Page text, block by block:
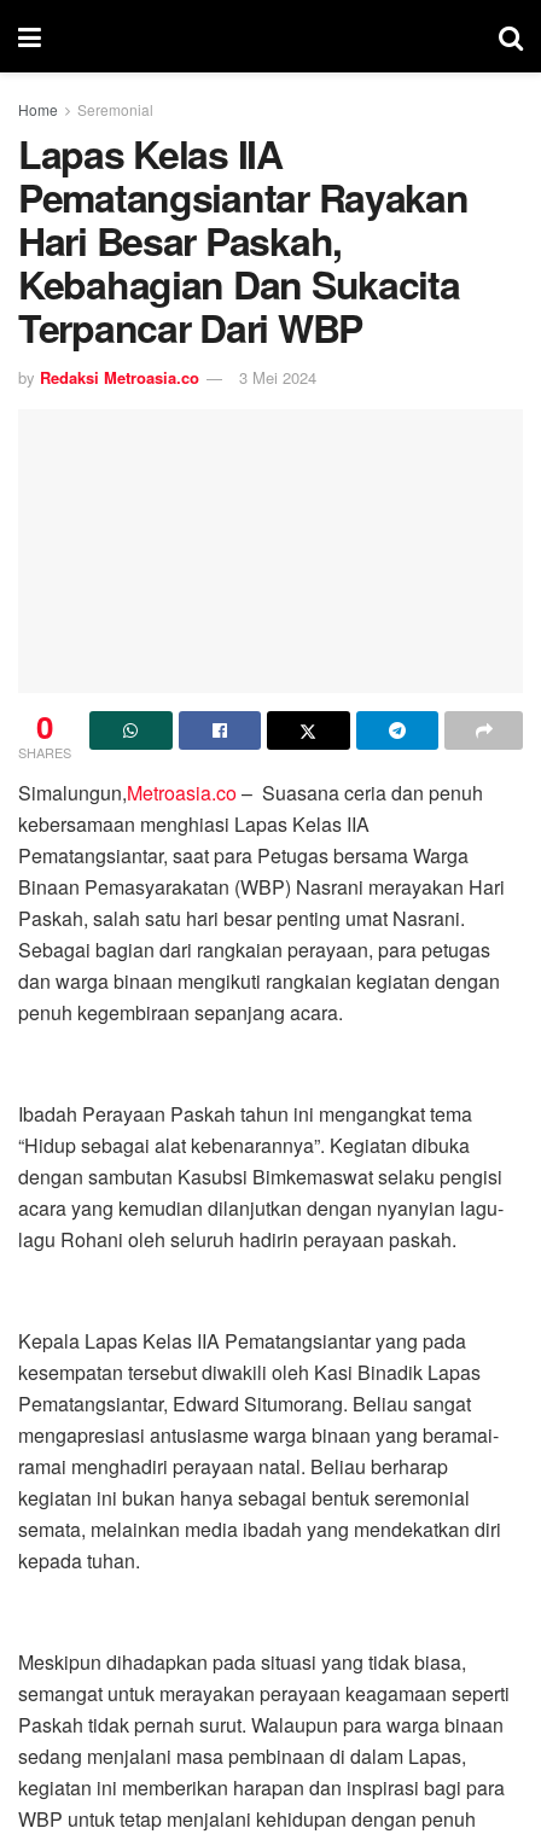
Home Seremonial
Lapas Kelas IIA
Pematangsiantar Rayakan
Hari Besar Paskah,
Kebahagian Dan Sukacita
Terpancar Dari WBP
by Redaksi Metroasia.co 3 Mei 2024
0
SHARES
Simalungun,Metroasia.co– Suasana ceria dan penuh
kebersamaan menghiasi Lapas Kelas IIA
Pematangsiantar, saat para Petugas bersama Warga
Binaan Pemasyarakatan (WBP) Nasrani merayakan Hari
Paskah, salah satu hari besar penting umat Nasrani.
Sebagai bagian dari rangkaian perayaan, para petugas
dan warga binaan mengikuti rangkaian kegiatan dengan
penuh kegembiraan sepanjang acara.
Ibadah Perayaan Paskah tahun ini mengangkat tema
“Hidup sebagai alat kebenarannya”. Kegiatan dibuka
dengan sambutan Kasubsi Bimkemaswat selaku pengisi
acara yang kemudian dilanjutkan dengan nyanyian lagu-
lagu Rohani oleh seluruh hadirin perayaan paskah.
Kepala Lapas Kelas IIA Pematangsiantar yang pada
kesempatan tersebut diwakili oleh Kasi Binadik Lapas
Pematangsiantar, Edward Situmorang. Beliau sangat
mengapresiasi antusiasme warga binaan yang beramai-
ramai menghadiri perayaan natal. Beliau berharap
kegiatan ini bukan hanya sebagai bentuk seremonial
semata, melainkan media ibadah yang mendekatkan diri
kepada tuhan.
Meskipun dihadapkan pada situasi yang tidak biasa,
semangat untuk merayakan perayaan keagamaan seperti
Paskah tidak pernah surut. Walaupun para warga binaan
sedang menjalani masa pembinaan di dalam Lapas,
kegiatan ini memberikan harapan dan inspirasi bagi para
WBP untuk tetap menjalani kehidupan dengan penuh